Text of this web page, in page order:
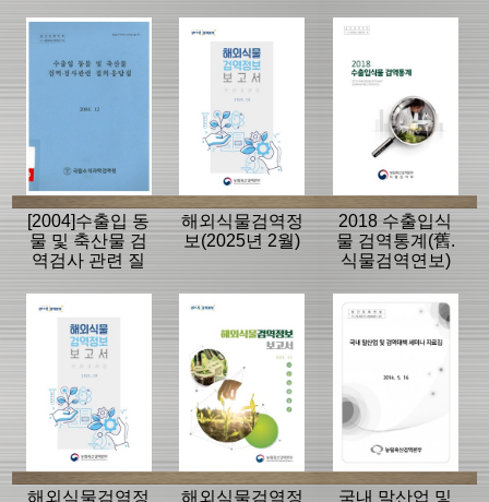
[2004]수출입 동
물 및 축산물 검
역검사 관련 질
해외식물검역정
보(2025년 2월)
2018 수출입식
물 검역통계(舊.
식물검역연보)
해외식물검역정 해외식물검역정 국내 말산업 및